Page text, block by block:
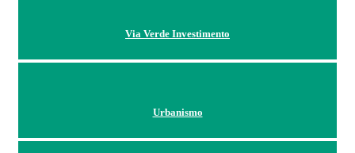
Via Verde Investimento
Urbanismo